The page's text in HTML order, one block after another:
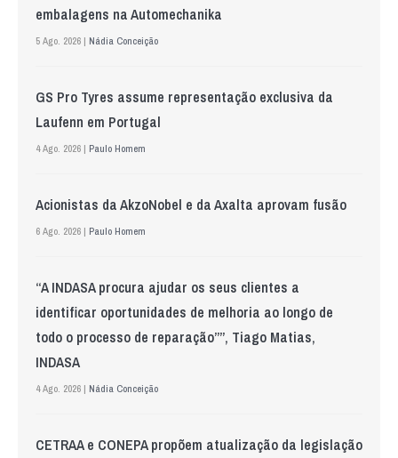
embalagens na Automechanika
5 Ago. 2026 | Nádia Conceição
GS Pro Tyres assume representação exclusiva da
Laufenn em Portugal
4 Ago. 2026 | Paulo Homem
Acionistas da AkzoNobel e da Axalta aprovam fusão
6 Ago. 2026 | Paulo Homem
“A INDASA procura ajudar os seus clientes a
identificar oportunidades de melhoria ao longo de
todo o processo de reparação””, Tiago Matias,
INDASA
4 Ago. 2026 | Nádia Conceição
CETRAA e CONEPA propõem atualização da legislação